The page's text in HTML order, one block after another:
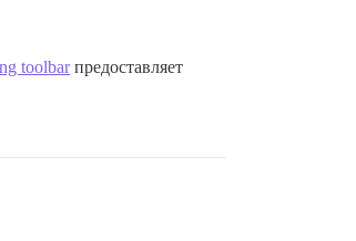
toolbarпредоставляет